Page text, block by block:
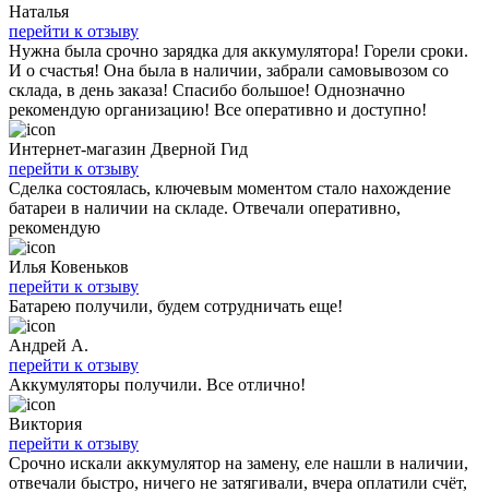
Наталья
перейти к отзыву
Нужна была срочно зарядка для аккумулятора! Горели сроки.
И о счастья! Она была в наличии, забрали самовывозом со
склада, в день заказа! Спасибо большое! Однозначно
рекомендую организацию! Все оперативно и доступно!
Интернет-магазин Дверной Гид
перейти к отзыву
Сделка состоялась, ключевым моментом стало нахождение
батареи в наличии на складе. Отвечали оперативно,
рекомендую
Илья Ковеньков
перейти к отзыву
Батарею получили, будем сотрудничать еще!
Андрей А.
перейти к отзыву
Аккумуляторы получили. Все отлично!
Виктория
перейти к отзыву
Срочно искали аккумулятор на замену, еле нашли в наличии,
отвечали быстро, ничего не затягивали, вчера оплатили счёт,